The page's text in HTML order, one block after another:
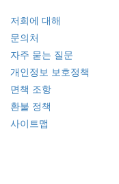
저희에 대해
문의처
자주 묻는 질문
개인정보 보호정책
면책 조항
환불 정책
사이트맵